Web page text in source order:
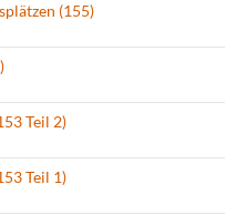
(155)
Teil 2)
Teil 1)